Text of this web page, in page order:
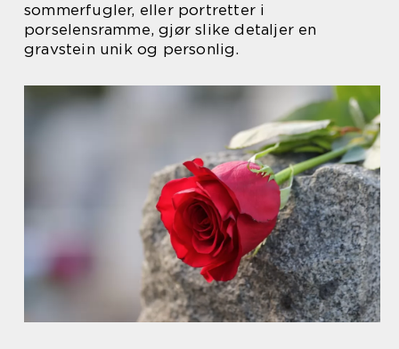
sommerfugler, eller portretter i
porselensramme, gjør slike detaljer en
gravstein unik og personlig.